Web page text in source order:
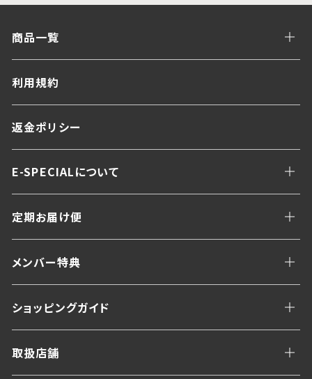
商品一覧
利用規約
返金ポリシー
E-SPECIALについて
定期お届け便
メンバー特典
ショッピングガイド
取扱店舗